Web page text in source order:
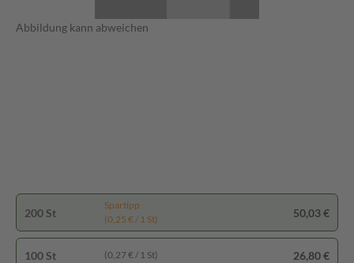
Abbildung kann abweichen
200 St
Spartipp
(0,25 € / 1 St)
50,03 €
100 St (0,27 € / 1 St) 26,80 €